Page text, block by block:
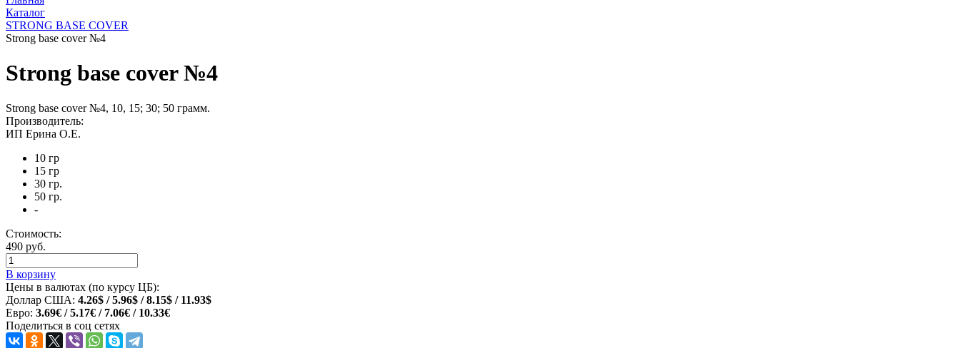
Каталог
STRONG BASE COVER
Strong base cover №4
Strong base cover №4
Strong base cover №4, 10, 15; 30; 50 грамм.
Производитель:
ИП Ерина О.Е.
10 гр
15 гр
30 гр.
50 гр.
-
Стоимость:
490 руб.
В корзину
Цены в валютах (по курсу ЦБ):
Доллар США: 4.26$ / 5.96$ / 8.15$ / 11.93$
Евро: 3.69€ / 5.17€ / 7.06€ / 10.33€
Поделиться в соц сетях